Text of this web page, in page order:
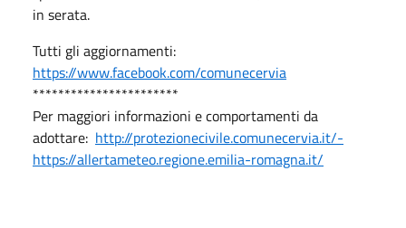
in serata.
Tutti gli aggiornamenti:
https://www.facebook.com/comunecervia
***********************
Per maggiori informazioni e comportamenti da
adottare: http://protezionecivile.comunecervia.it/-
https://allertameteo.regione.emilia-romagna.it/